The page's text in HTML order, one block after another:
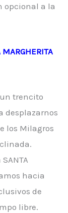
opcional a la
trencito
desplazarnos
los Milagros
hacia
de
libre.